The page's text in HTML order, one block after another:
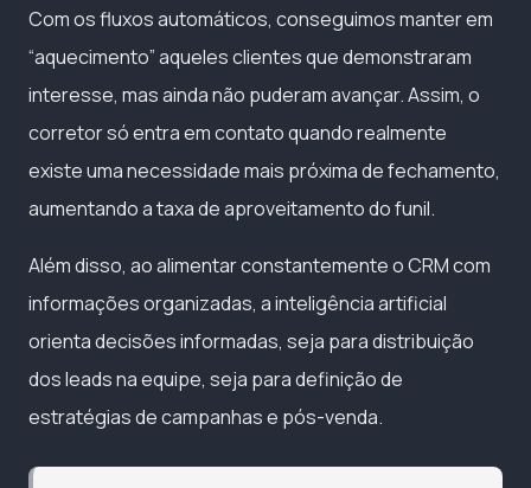
Com os fluxos automáticos, conseguimos manter em
“aquecimento” aqueles clientes que demonstraram
interesse, mas ainda não puderam avançar. Assim, o
corretor só entra em contato quando realmente
existe uma necessidade mais próxima de fechamento,
aumentando a taxa de aproveitamento do funil.
Além disso, ao alimentar constantemente o CRM com
informações organizadas, a inteligência artificial
orienta decisões informadas, seja para distribuição
dos leads na equipe, seja para definição de
estratégias de campanhas e pós-venda.